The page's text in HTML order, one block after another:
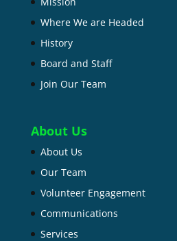
Where We are Headed
History
Board and Staff
Join Our Team
About Us
About Us
Our Team
Volunteer Engagement
Communications
Services